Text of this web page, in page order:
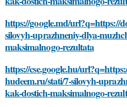
https://google.md/url?q=https://
silovyh-uprazhneniy-dlya-
maksimalnogo-rezultata
https://cse.google.hu/
hudeem.ru/stati/7-silovyh-
kak-dostich-maksimalnogo-